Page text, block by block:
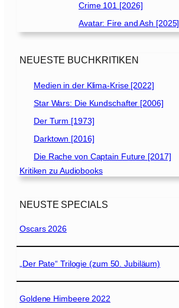
Crime 101 [2026]
Avatar: Fire and Ash [2025]
NEUESTE BUCHKRITIKEN
Medien in der Klima-Krise [2022]
Star Wars: Die Kundschafter [2006]
Der Turm [1973]
Darktown [2016]
Die Rache von Captain Future [2017]
Kritiken zu Audiobooks
NEUSTE SPECIALS
Oscars 2026
„Der Pate“ Trilogie (zum 50. Jubiläum)
Goldene Himbeere 2022